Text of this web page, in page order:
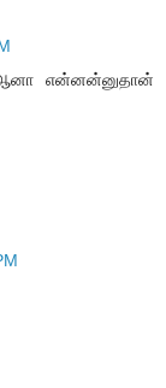
ஆனா என்னன்னுதான்